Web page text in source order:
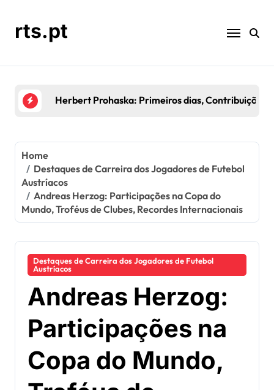
contentrts.pt
Kurt Jara: Temporadas de Destaque,
Home
Destaques de Carreira dos Jogadores de Futebol
Austríacos
Andreas Herzog: Participações na Copa do
Mundo, Troféus de Clubes, Recordes Internacionais
Destaques de Carreira dos Jogadores de Futebol
Austríacos
Andreas Herzog:
Participações na
Copa do Mundo,